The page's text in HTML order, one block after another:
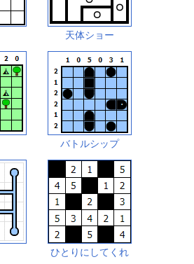
天体ショー
バトルシップ
ひとりにしてくれ